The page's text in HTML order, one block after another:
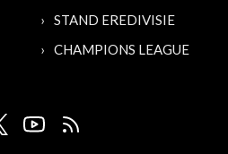
STAND EREDIVISIE
CHAMPIONS LEAGUE